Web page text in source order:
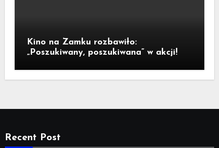
Kino na Zamku rozbawiło:
„Poszukiwany, poszukiwana” w akcji!
Recent Post